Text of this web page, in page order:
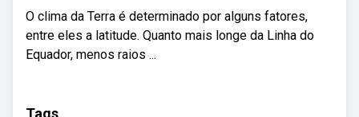
O clima da Terra é determinado por alguns fatores,
entre eles a latitude. Quanto mais longe da Linha do
Equador, menos raios ...
Tags